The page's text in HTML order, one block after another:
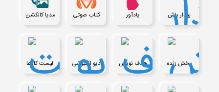
مدیا کالکشن کتاب صوتی یادآور بیدار باش
لیست کارها رادیو انگیزشی هدف نویس پخش زنده